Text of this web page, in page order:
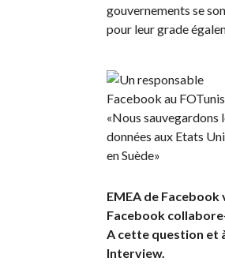
gouvernements se
pour leur grade
EMEA de
Facebook
A cette question et
Interview.